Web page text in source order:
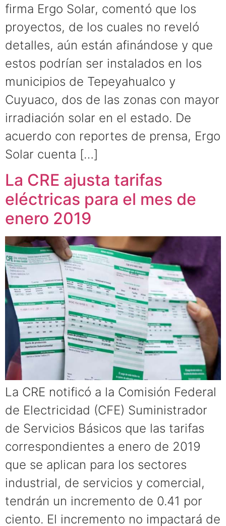
firma Ergo Solar, comentó que los
proyectos, de los cuales no reveló
detalles, aún están afinándose y que
estos podrían ser instalados en los
municipios de Tepeyahualco y
Cuyuaco, dos de las zonas con mayor
irradiación solar en el estado. De
acuerdo con reportes de prensa, Ergo
Solar cuenta […]
La CRE ajusta tarifas
eléctricas para el mes de
enero 2019
La CRE notificó a la Comisión Federal
de Electricidad (CFE) Suministrador
de Servicios Básicos que las tarifas
correspondientes a enero de 2019
que se aplican para los sectores
industrial, de servicios y comercial,
tendrán un incremento de 0.41 por
ciento. El incremento no impactará de